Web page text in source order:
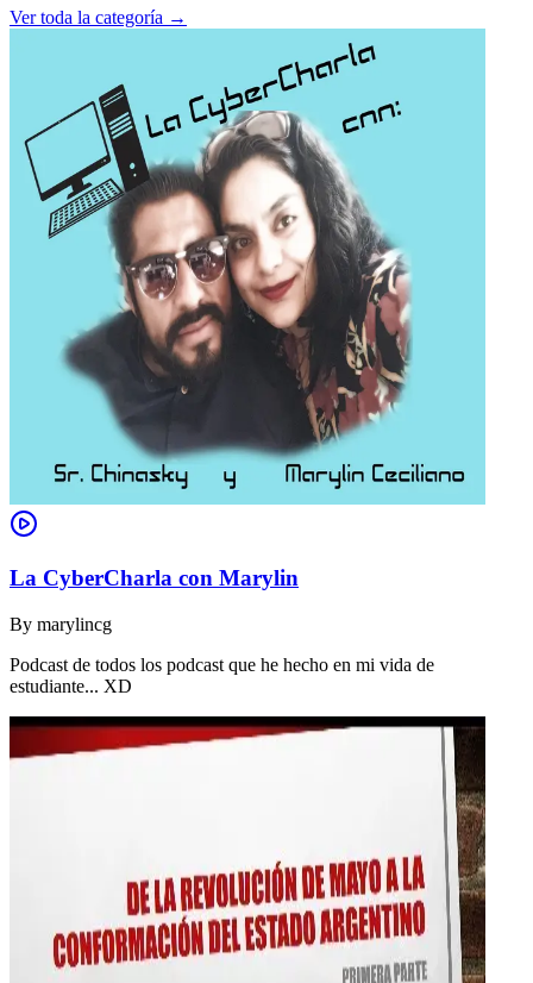
Ver toda la categoría →
La CyberCharla con Marylin
By marylincg
Podcast de todos los podcast que he hecho en mi vida de
estudiante... XD